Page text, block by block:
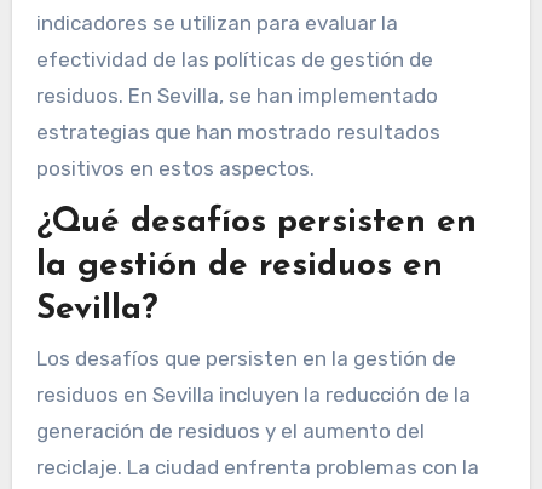
indicadores se utilizan para evaluar la
efectividad de las políticas de gestión de
residuos. En Sevilla, se han implementado
estrategias que han mostrado resultados
positivos en estos aspectos.
¿Qué desafíos persisten en
la gestión de residuos en
Sevilla?
Los desafíos que persisten en la gestión de
residuos en Sevilla incluyen la reducción de la
generación de residuos y el aumento del
reciclaje. La ciudad enfrenta problemas con la